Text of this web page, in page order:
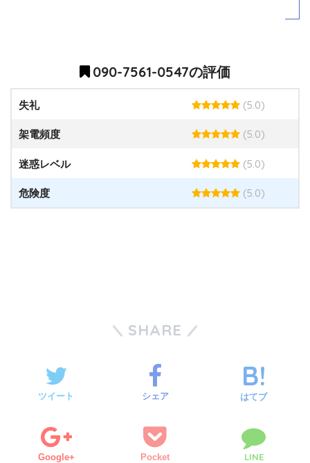
090-7561-0547の評価
失礼 (5.0)
架電頻度 (5.0)
迷惑レベル (5.0)
危険度 (5.0)
SHARE
ツイート シェア はてブ
Google+ Pocket LINE